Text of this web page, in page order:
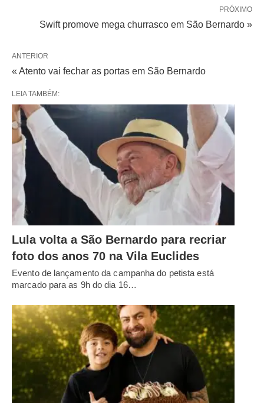
PRÓXIMO
Swift promove mega churrasco em São Bernardo »
ANTERIOR
« Atento vai fechar as portas em São Bernardo
LEIA TAMBÉM:
Lula volta a São Bernardo para recriar
foto dos anos 70 na Vila Euclides
Evento de lançamento da campanha do petista está
marcado para as 9h do dia 16…